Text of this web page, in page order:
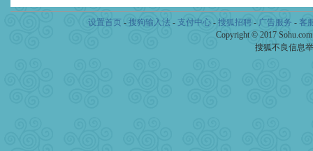
设置首页 - 搜狗输入法 - 支付中心- 搜狐招聘- 广告服务 - 客
Copyright © 2017
搜狐不良信息